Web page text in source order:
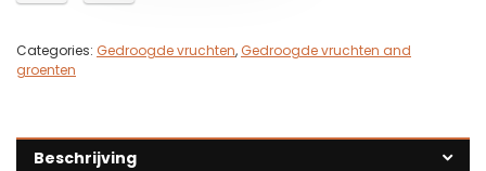
Categories: Gedroogde vruchten, Gedroogde vruchten and
groenten
Beschrijving